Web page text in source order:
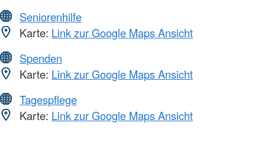
Seniorenhilfe
Karte: Link zur Google Maps Ansicht
Spenden
Karte: Link zur Google Maps Ansicht
Tagespflege
Karte: Link zur Google Maps Ansicht